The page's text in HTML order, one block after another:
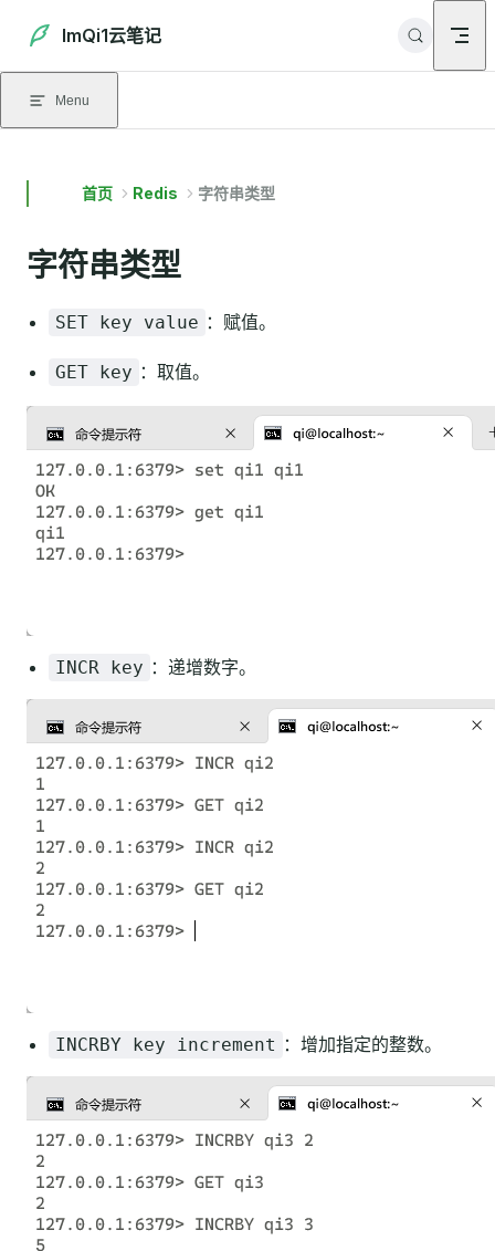
Skip to content
ImQi1云笔记
Menu
首页 Redis 字符串类型
字符串类型
SET key value ：赋值。
GET key ：取值。
INCR key ：递增数字。
INCRBY key increment ：增加指定的整数。